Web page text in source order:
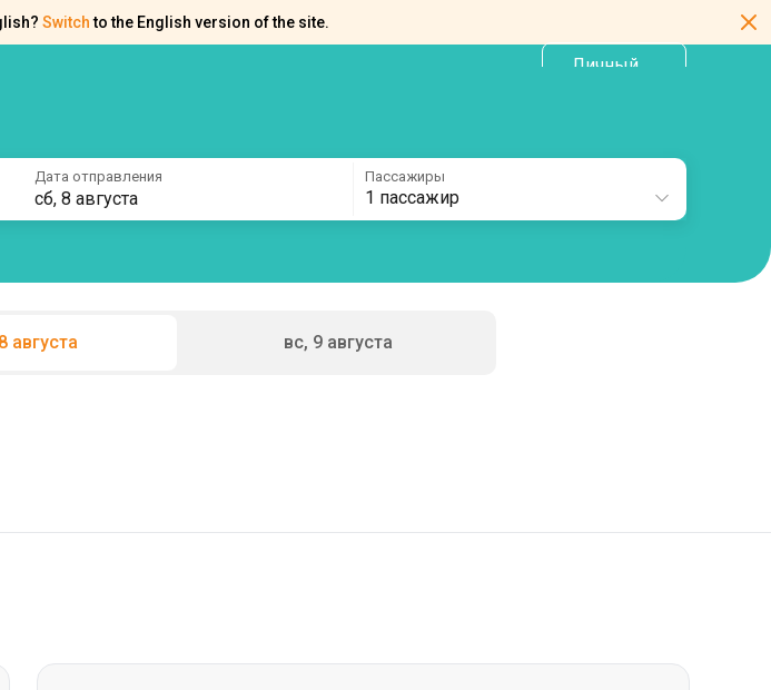
Switch to the English version of the site.
Личный
Дата отправления
сб, 8 августа
Пассажиры
1 пассажир
августа вс, 9 августа